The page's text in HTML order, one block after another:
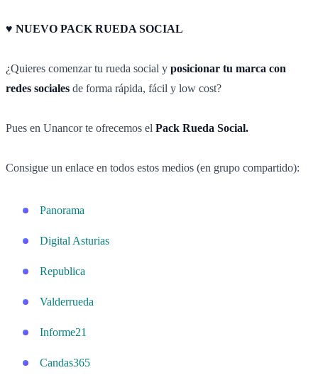
♥ NUEVO PACK RUEDA SOCIAL
¿Quieres comenzar tu rueda social y posicionar tu marca con
redes sociales de forma rápida, fácil y low cost?
Pues en Unancor te ofrecemos el Pack Rueda Social.
Consigue un enlace en todos estos medios (en grupo compartido):
Panorama
Digital Asturias
Republica
Valderrueda
Informe21
Candas365